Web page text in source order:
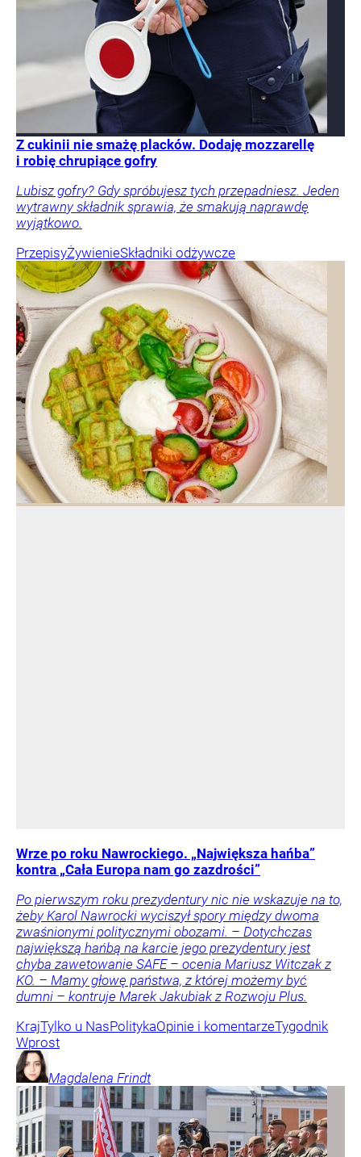
Z cukinii nie smażę placków. Dodaję mozzarellę
i robię chrupiące gofry
Lubisz gofry? Gdy spróbujesz tych przepadniesz. Jeden
wytrawny składnik sprawia, że smakują naprawdę
wyjątkowo.
PrzepisyŻywienieSkładniki odżywcze
Wrze po roku Nawrockiego. „Największa hańba”
kontra „Cała Europa nam go zazdrości”
Po pierwszym roku prezydentury nic nie wskazuje na to,
żeby Karol Nawrocki wyciszył spory między dwoma
zwaśnionymi politycznymi obozami. – Dotychczas
największą hańbą na karcie jego prezydentury jest
chyba zawetowanie SAFE – ocenia Mariusz Witczak z
KO. – Mamy głowę państwa, z której możemy być
dumni – kontruje Marek Jakubiak z Rozwoju Plus.
KrajTylko u NasPolitykaOpinie i komentarzeTygodnik
Wprost
Magdalena Frindt